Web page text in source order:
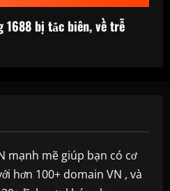
1688 bị tắc biên, về trễ
mạnh mẽ giúp bạn có cơ
hơn 100+ domain VN , và